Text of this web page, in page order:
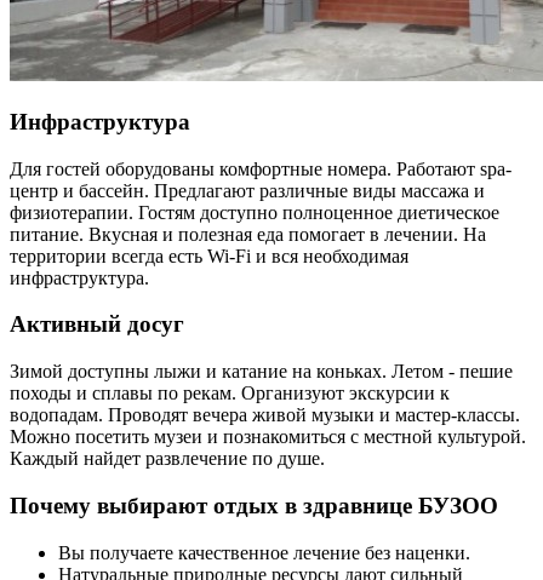
Инфраструктура
Для гостей оборудованы комфортные номера. Работают spa-
центр и бассейн. Предлагают различные виды массажа и
физиотерапии. Гостям доступно полноценное диетическое
питание. Вкусная и полезная еда помогает в лечении. На
территории всегда есть Wi-Fi и вся необходимая
инфраструктура.
Активный досуг
Зимой доступны лыжи и катание на коньках. Летом - пешие
походы и сплавы по рекам. Организуют экскурсии к
водопадам. Проводят вечера живой музыки и мастер-классы.
Можно посетить музеи и познакомиться с местной культурой.
Каждый найдет развлечение по душе.
Почему выбирают отдых в здравнице БУЗОО
Вы получаете качественное лечение без наценки.
Натуральные природные ресурсы дают сильный